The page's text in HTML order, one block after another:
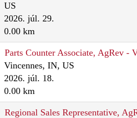
US
2026. júl. 29.
0.00 km
Parts Counter Associate, AgRev -
Vincennes, IN, US
2026. júl. 18.
0.00 km
Regional Sales Representative,